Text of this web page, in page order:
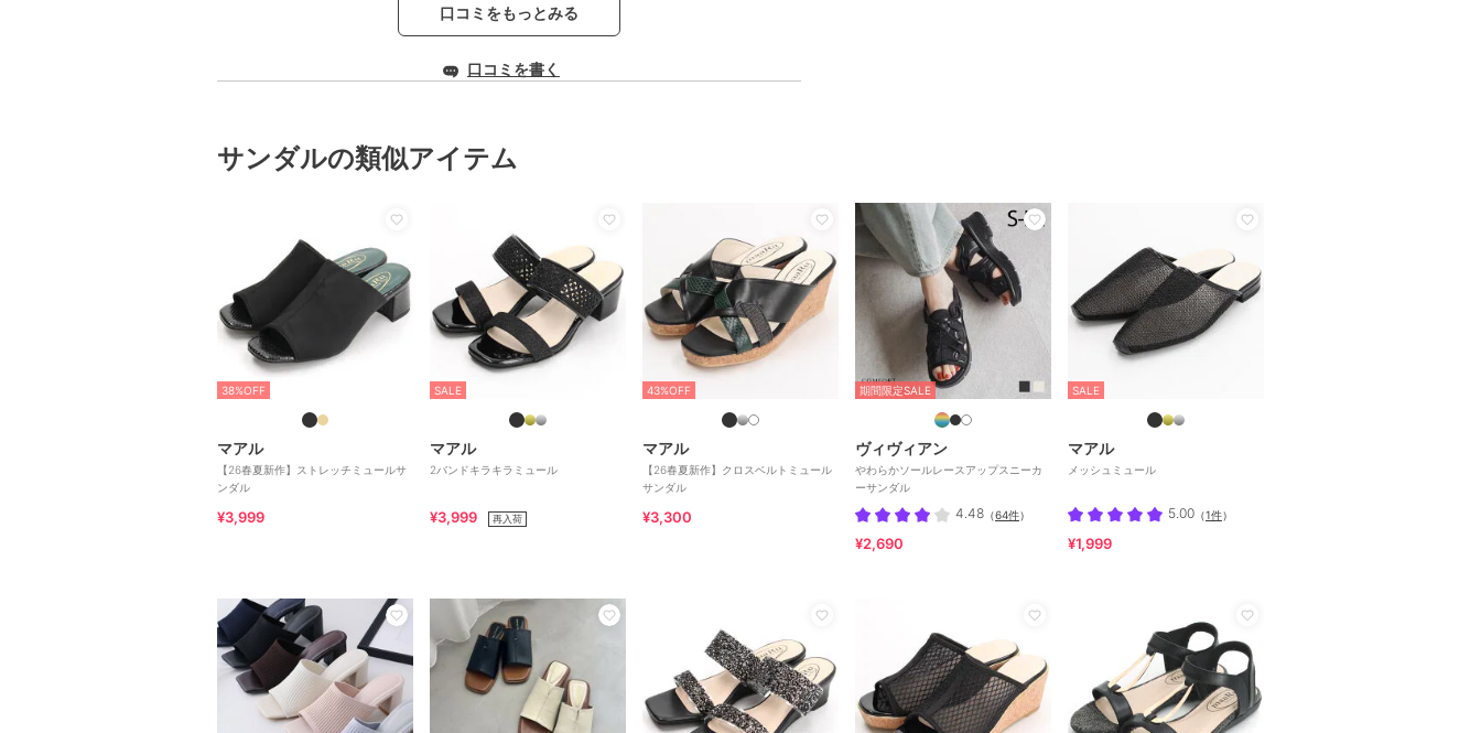
口コミをもっとみる
口コミを書く
サンダルの類似アイテム
38%OFF
マアル
【26春夏新作】ストレッチミュールサ
ンダル
¥3,999
SALE
マアル
2バンドキラキラミュール
¥3,999 再入荷
43%OFF
マアル
【26春夏新作】クロスベルトミュール
サンダル
¥3,300
期間限定SALE
ヴィヴィアン
やわらかソールレースアップスニーカ
ーサンダル
4.48 （64件）
¥2,690
SALE
マアル
メッシュミュール
5.00 （1件）
¥1,999